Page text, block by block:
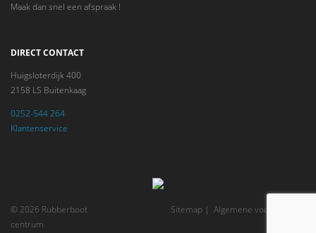
Maak dan snel een afspraak !
DIRECT CONTACT
Huigsloterdijk 400
2158 LS Buitenkaag
0252-544 264
Klantenservice
© 2026 Rubberboot
centrum
Sitemap Algemene voorwaarden